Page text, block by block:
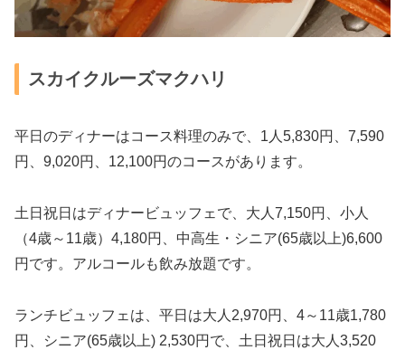
スカイクルーズマクハリ
平日のディナーはコース料理のみで、1人5,830円、7,590
円、9,020円、12,100円のコースがあります。
土日祝日はディナービュッフェで、大人7,150円、小人
（4歳～11歳）4,180円、中高生・シニア(65歳以上)6,600
円です。アルコールも飲み放題です。
ランチビュッフェは、平日は大人2,970円、4～11歳1,780
円、シニア(65歳以上) 2,530円で、 土日祝日は大人3,520